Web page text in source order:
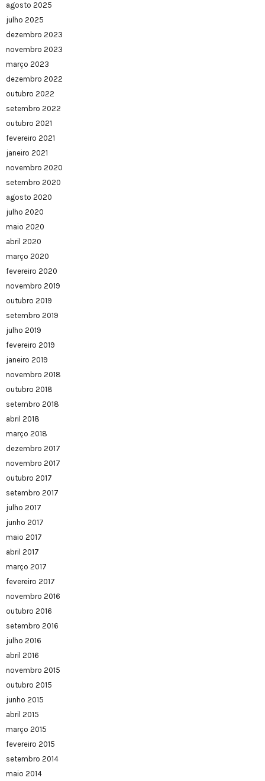
agosto 2025
julho 2025
dezembro 2023
novembro 2023
março 2023
dezembro 2022
outubro 2022
setembro 2022
outubro 2021
fevereiro 2021
janeiro 2021
novembro 2020
setembro 2020
agosto 2020
julho 2020
maio 2020
abril 2020
março 2020
fevereiro 2020
novembro 2019
outubro 2019
setembro 2019
julho 2019
fevereiro 2019
janeiro 2019
novembro 2018
outubro 2018
setembro 2018
abril 2018
março 2018
dezembro 2017
novembro 2017
outubro 2017
setembro 2017
julho 2017
junho 2017
maio 2017
abril 2017
março 2017
fevereiro 2017
novembro 2016
outubro 2016
setembro 2016
julho 2016
abril 2016
novembro 2015
outubro 2015
junho 2015
abril 2015
março 2015
fevereiro 2015
setembro 2014
maio 2014